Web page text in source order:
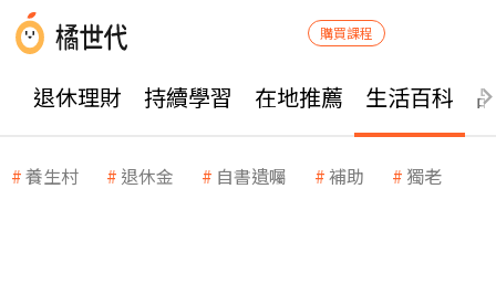
購買課程
退休理財 持續學習 在地推薦 生活百科
養生村 退休金 自書遺囑 補助 獨老